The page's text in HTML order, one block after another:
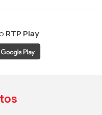
RTP Play